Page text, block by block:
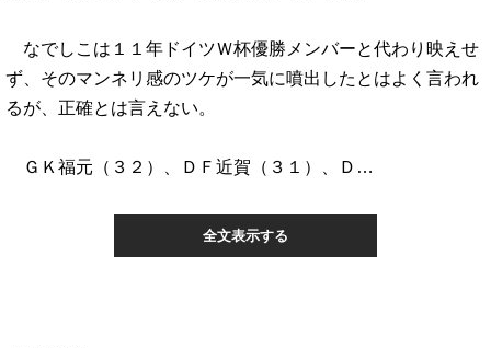
なでしこは１１年ドイツＷ杯優勝メンバーと代わり映えせ
ず、そのマンネリ感のツケが一気に噴出したとはよく言われ
るが、正確とは言えない。
ＧＫ福元（３２）、ＤＦ近賀（３１）、Ｄ…
全文表示する